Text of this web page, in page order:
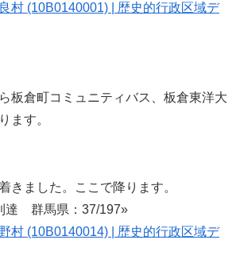
村 (10B0140001) | 歴史的行政区域デ
板倉町コミュニティバス、板倉東洋大
ます。
きました。ここで降ります。
達 群馬県：37/197»
村 (10B0140014) | 歴史的行政区域デ